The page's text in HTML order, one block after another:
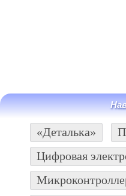
«Деталька»
Цифровая